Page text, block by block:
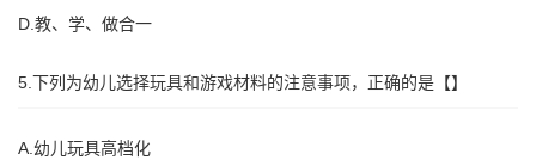
D.教、学、做合一
5.下列为幼儿选择玩具和游戏材料的注意事项，正确的是【】
A.幼儿玩具高档化